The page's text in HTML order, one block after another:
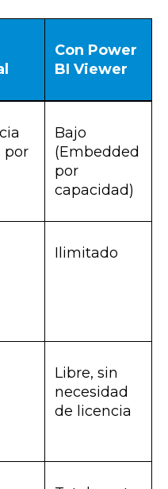
Con Power
BI Viewer
por
Bajo
(Embedded
por
capacidad)
Ilimitado
Libre, sin
necesidad
de licencia